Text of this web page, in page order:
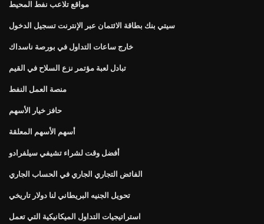
مواقع تلاعب نفط المحيط
سيتي بنك بطاقة الائتمان عبر الإنترنت تسجيل الدخول
خارج ساعات التداول في بورصة ناسداك
تبادل لعبة مؤتمر نزع السلاح في القيم
منصة العمل النفط
حافز خيار الأسهم
أسهم الأسهم المعلقة
أفضل وقت لشراء تشيفي سيلفرادو
الفائض التجاري الجاري في الحساب الجاري
تحويل الجنيه البريطاني لنا دولار تاريخي
استراتيجيات التداول الميكانيكية التي تعمل